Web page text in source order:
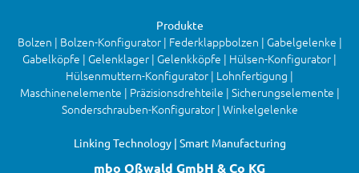
Produkte
Bolzen | Bolzen-Konfigurator | Federklappbolzen | Gabelgelenke |
Gabelköpfe | Gelenklager | Gelenkköpfe | Hülsen-Konfigurator |
Hülsenmuttern-Konfigurator | Lohnfertigung |
Maschinenelemente | Präzisionsdrehteile | Sicherungselemente |
Sonderschrauben-Konfigurator | Winkelgelenke
Linking Technology | Smart Manufacturing
mbo Oßwald GmbH & Co KG